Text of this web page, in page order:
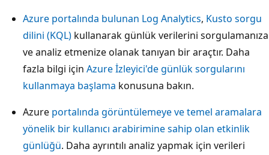
Azure portalında bulunan Log Analytics, Kusto sorgu
dilini (KQL) kullanarak günlük verilerini sorgulamanıza
ve analiz etmenize olanak tanıyan bir araçtır. Daha
fazla bilgi için Azure İzleyici'de günlük sorgularını
kullanmaya başlama konusuna bakın.
Azure portalında görüntülemeye ve temel aramalara
yönelik bir kullanıcı arabirimine sahip olan etkinlik
günlüğü. Daha ayrıntılı analiz yapmak için verileri